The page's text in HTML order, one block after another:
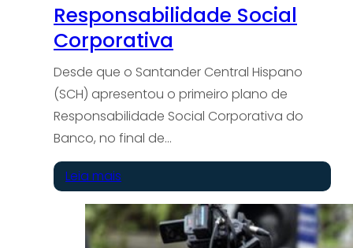
Responsabilidade Social
Corporativa
Desde que o Santander Central Hispano
(SCH) apresentou o primeiro plano de
Responsabilidade Social Corporativa do
Banco, no final de…
Leia mais